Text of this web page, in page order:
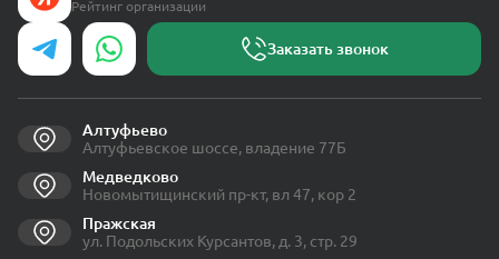
Рейтинг организации
Заказать звонок
Алтуфьево
Алтуфьевское шоссе, владение 77Б
Медведково
Новомытищинский пр-кт, вл 47, кор 2
Пражская
ул. Подольских Курсантов, д. 3, стр. 29